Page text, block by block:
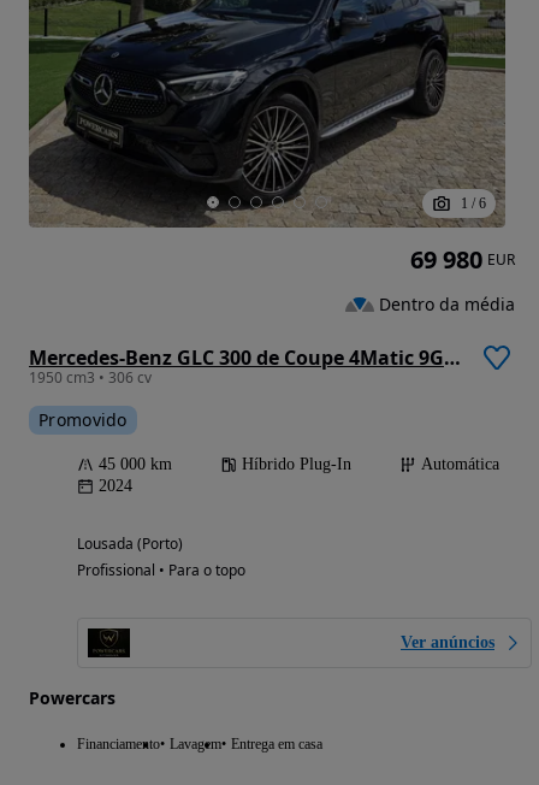
1 / 6
Mercedes-Benz GLC 300 de Coupe 4Matic 9G-TRONIC AMG Line
1950 cm3 • 306 cv
Promovido
45 000 km Híbrido Plug-In
Automática
2024
Lousada (Porto)
Profissional • Para o topo
Ver anúncios
Powercars
Financiamento Lavagem Entrega em casa
69 980 EUR
Dentro da média